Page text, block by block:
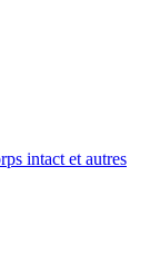
intact et autres